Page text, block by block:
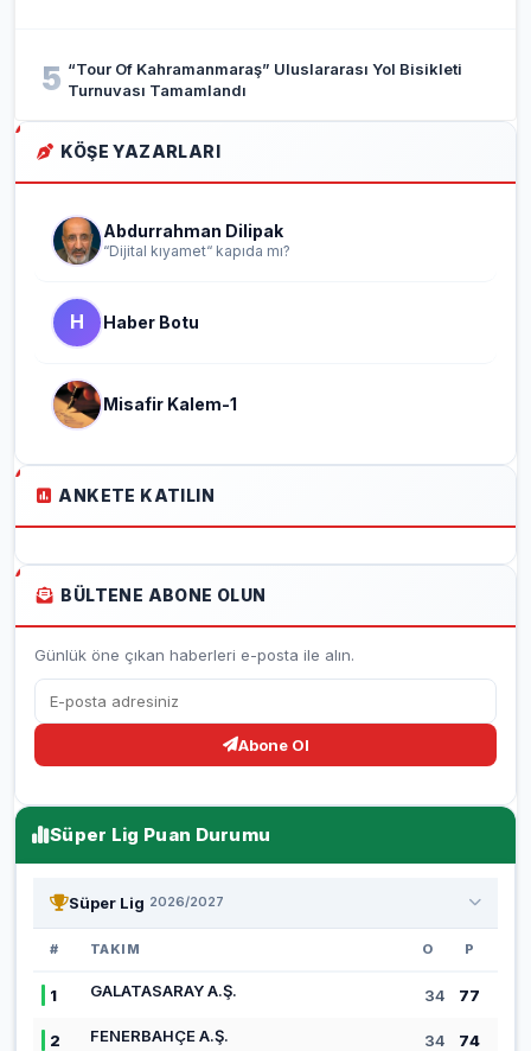
5 “Tour Of Kahramanmaraş” Uluslararası Yol Bisikleti
Turnuvası Tamamlandı
KÖŞE YAZARLARI
Abdurrahman Dilipak
“Dijital kıyamet“ kapıda mı?
H Haber Botu
Misafir Kalem-1
ANKETE KATILIN
BÜLTENE ABONE OLUN
Günlük öne çıkan haberleri e-posta ile alın.
Abone Ol
Süper Lig Puan Durumu
Süper Lig 2026/2027
# TAKIM O P
1 GALATASARAY A.Ş. 34 77
2 FENERBAHÇE A.Ş. 34 74